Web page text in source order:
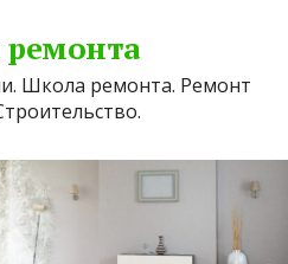
Школа ремонта. Ремонт